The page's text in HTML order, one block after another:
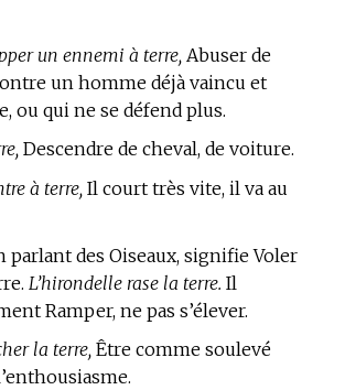
un ennemi à terre, Abuser de
un homme déjà vaincu et
ou qui ne se défend plus.
Descendre de cheval, de voiture.
à terre, Il court très vite, il va au
parlant des Oiseaux, signifie Voler
L’hirondelle rase la terre. Il
Ramper, ne pas s’élever.
la terre,Être comme soulevé